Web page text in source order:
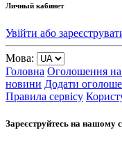
Личный кабинет
Увійти або
Мова:
Головна Оголошення на
новини Додати
Правила сервісу
Зареєструйтесь на нашому